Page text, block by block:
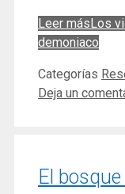
Leer másLos
demoniaco
Categorías
Deja un
El